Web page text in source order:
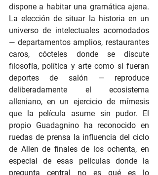
dispone a habitar una gramática ajena.
La elección de situar la historia en un
universo de intelectuales acomodados
— departamentos amplios, restaurantes
caros, cócteles donde se discute
filosofía, política y arte como si fueran
deportes de salón — reproduce
deliberadamente el ecosistema
alleniano, en un ejercicio de mímesis
que la película asume sin pudor. El
propio Guadagnino ha reconocido en
ruedas de prensa la influencia del ciclo
de Allen de finales de los ochenta, en
especial de esas películas donde la
pregunta central no es qué es lo